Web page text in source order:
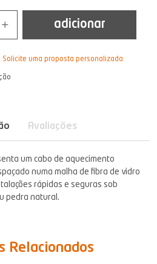
adicionar
Solicite uma proposta personalizada
Avaliações
um cabo de aquecimento
numa malha de fibra de vidro
rápidas e seguras sob
pedra natural.
Relacionados